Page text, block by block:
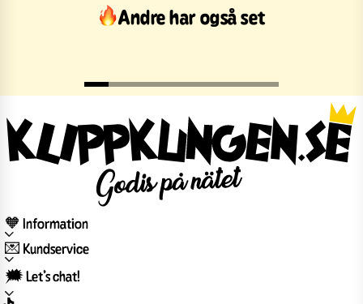
Andre har også set
🧡 Information
💌 Kundservice
🗯️ Let’s chat!